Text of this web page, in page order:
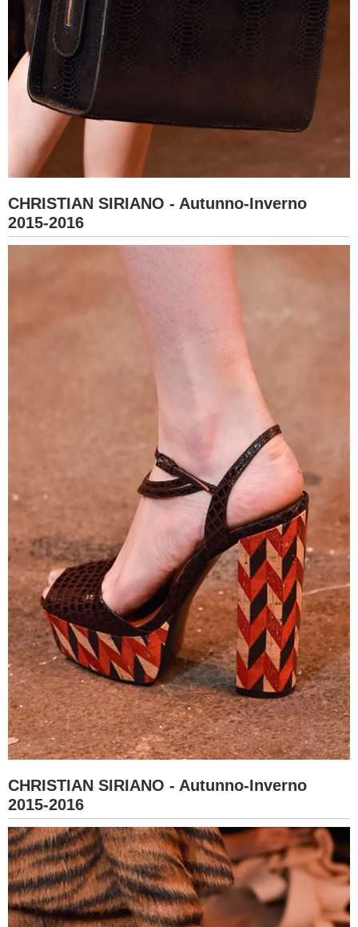
CHRISTIAN SIRIANO - Autunno-Inverno
2015-2016
CHRISTIAN SIRIANO - Autunno-Inverno
2015-2016